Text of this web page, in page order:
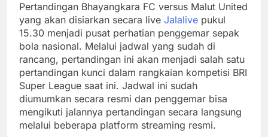
Pertandingan Bhayangkara FC versus Malut United
yang akan disiarkan secara live Jalalive pukul
15.30 menjadi pusat perhatian penggemar sepak
bola nasional. Melalui jadwal yang sudah di
rancang, pertandingan ini akan menjadi salah satu
pertandingan kunci dalam rangkaian kompetisi BRI
Super League saat ini. Jadwal ini sudah
diumumkan secara resmi dan penggemar bisa
mengikuti jalannya pertandingan secara langsung
melalui beberapa platform streaming resmi.